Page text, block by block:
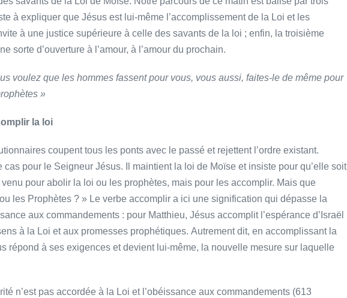
à expliquer que Jésus est lui-même l’accomplissement de la Loi et les
à une justice supérieure à celle des savants de la loi ; enfin, la troisième
sorte d’ouverture à l’amour, à l’amour du prochain.
voulez que les hommes fassent pour vous, vous aussi, faites-le de même pour
»
la loi
coupent tous les ponts avec le passé et rejettent l’ordre existant.
cas pour le Seigneur Jésus. Il maintient la loi de Moïse et insiste pour qu’elle soit
venu pour abolir la loi ou les prophètes, mais pour les accomplir. Mais que
les Prophètes ? » Le verbe accomplir a ici une signification qui dépasse la
aux commandements : pour Matthieu, Jésus accomplit l’espérance d’Israël
à la Loi et aux promesses prophétiques. Autrement dit, en accomplissant la
répond à ses exigences et devient lui-même, la nouvelle mesure sur laquelle
n’est pas accordée à la Loi et l’obéissance aux commandements (613